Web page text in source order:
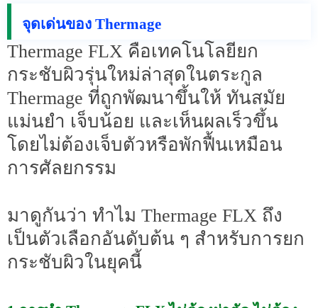
จุดเด่นของ Thermage
Thermage FLX คือเทคโนโลยียก
กระชับผิวรุ่นใหม่ล่าสุดในตระกูล
Thermage ที่ถูกพัฒนาขึ้นให้ ทันสมัย
แม่นยำ เจ็บน้อย และเห็นผลเร็วขึ้น
โดยไม่ต้องเจ็บตัวหรือพักฟื้นเหมือน
การศัลยกรรม
มาดูกันว่า ทำไม Thermage FLX ถึง
เป็นตัวเลือกอันดับต้น ๆ สำหรับการยก
กระชับผิวในยุคนี้